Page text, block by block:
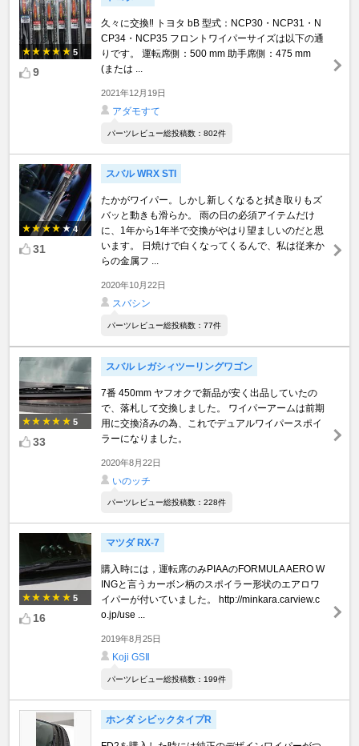
5
9
久々に交換‼️ トヨタ bB 型式：NCP30・NCP31・N
CP34・NCP35 フロントワイパーサイズは以下の通
りです。 運転席側：500 mm 助手席側：475 mm
(または ...
2021年12月19日
アダモすて
パーツレビュー総投稿数：802件
4
31
スバル WRX STI
たかがワイパー。しかし新しくなると拭き取りもズ
バッと動きも滑らか。 雨の日の必須アイテムだけ
に、1年から1年半で交換がやはり望ましいのだと思
います。 日焼けで白くなってくるんで、私は従来か
らの金属フ ...
2020年10月22日
スバシン
パーツレビュー総投稿数：77件
5
33
スバル レガシィツーリングワゴン
7番 450mm ヤフオクで新品が安く出品していたの
で、落札して交換しました。 ワイパーアームは前期
用に交換済みの為、これでデュアルワイパースポイ
ラーになりました。
2020年8月22日
いのッチ
パーツレビュー総投稿数：228件
5
16
マツダ RX-7
購入時には，運転席のみPIAAのFORMULA AERO W
INGと言うカーボン柄のスポイラー形状のエアロワ
イパーが付いていました。 http://minkara.carview.c
o.jp/use ...
2019年8月25日
Koji GSⅡ
パーツレビュー総投稿数：199件
ホンダ シビックタイプR